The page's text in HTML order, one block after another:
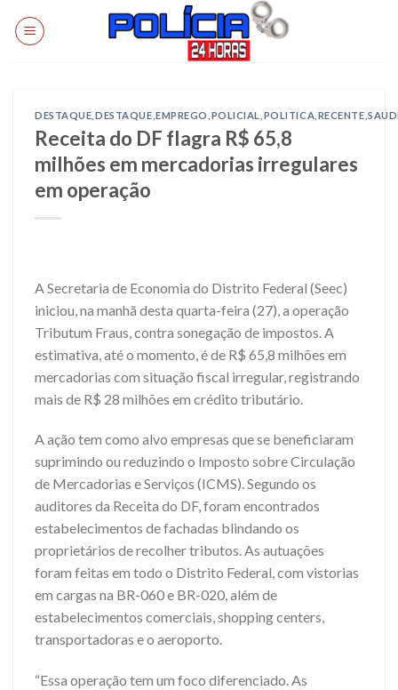
DESTAQUE ,DESTAQUE ,EMPREGO POLICIAL POLITICA RECENTE ,
Receita do DF flagra R$ 65,8
milhões em mercadorias irregulares
em operação
A Secretaria de Economia do Distrito Federal (Seec)
iniciou, na manhã desta quarta-feira (27), a operação
Tributum Fraus, contra sonegação de impostos. A
estimativa, até o momento, é de R$ 65,8 milhões em
mercadorias com situação fiscal irregular, registrando
mais de R$ 28 milhões em crédito tributário.
A ação tem como alvo empresas que se beneficiaram
suprimindo ou reduzindo o Imposto sobre Circulação
de Mercadorias e Serviços (ICMS). Segundo os
auditores da Receita do DF, foram encontrados
estabelecimentos de fachadas blindando os
proprietários de recolher tributos. As autuações
foram feitas em todo o Distrito Federal, com vistorias
em cargas na BR-060 e BR-020, além de
estabelecimentos comerciais, shopping centers,
transportadoras e o aeroporto.
“Essa operação tem um foco diferenciado. As